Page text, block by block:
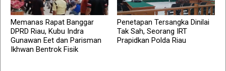
Memanas Rapat Banggar
DPRD Riau, Kubu Indra
Gunawan Eet dan Parisman
Ikhwan Bentrok Fisik
Penetapan Tersangka Dinilai
Tak Sah, Seorang IRT
Prapidkan Polda Riau